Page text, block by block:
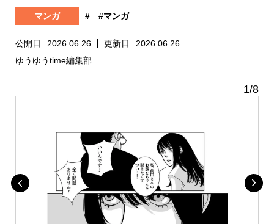
マンガ # #マンガ
公開日 2026.06.26 更新日
2026.06.26
ゆうゆうtime編集部
1/8